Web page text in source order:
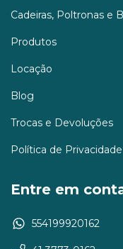
Cadeiras, Poltronas e
Produtos
Locação
Blog
Trocas e Devoluções
Política de Privacidade
Entre em
554199920162